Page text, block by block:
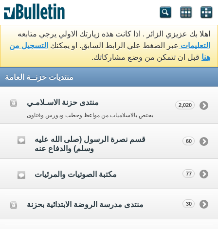
اهلا بك عزيزي الزائر . اذا كانت هذه زيارتك الاولي يرجي متابعه
التعليمات عبر الضغط علي الرابط السابق. او يمكنك التسجيل من
هنا قبل ان تتمكن من وضع مشاركاتك.
منتديات حزنــة العامة
منتدى حزنة الاسـلامـي
يختص بالاسلاميات من مواعظ وخطب ودورس وفتاوى
2,020
قسم نصرة الرسول (صلى الله عليه
وسلم) والدفاع عنه
60
مكتبة الصوتيات والمرئيات 77
منتدى مدرسة الروضة الابتدائية بحزنة 30